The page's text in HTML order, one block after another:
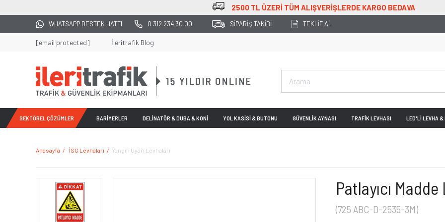
2500 TL ÜZERİ TÜM ALIŞVERİŞLERDE KARGO BEDAVA
WHATSAPP DESTEK HATTI 0 312 234 30 00 SİPARİŞ TAKİBİ TEKLİF AL
[email protected] İleritrafik Blog
SEKTÖREL ÇÖZÜMLER BARİYERLER DELİNATÖR & DUBA & KONİ YOL KASİSİ & BUTONU GÜVENLİK AYNASI TRAFİK LEVHASI LED'Lİ LEVHA &
Anasayfa İSG Levhaları Yangın Uyarı Levhaları
Patlayıcı Madde
(725 ABC-D-2535-3M)